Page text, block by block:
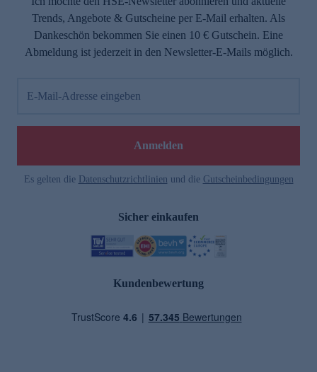
Trends, Angebote & Gutscheine per E-Mail erhalten. Als
Dankeschön bekommen Sie einen 10 € Gutschein. Eine
Abmeldung ist jederzeit in den Newsletter-E-Mails möglich.
E-Mail-Adresse eingeben
Anmelden
Es gelten die Datenschutzrichtlinien und die Gutscheinbedingungen
Sicher einkaufen
Kundenbewertung